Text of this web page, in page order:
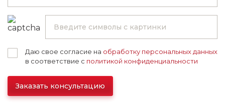
Даю свое согласие на обработку персональных данных
в соответствие с политикой конфиденциальности
Заказать консультацию